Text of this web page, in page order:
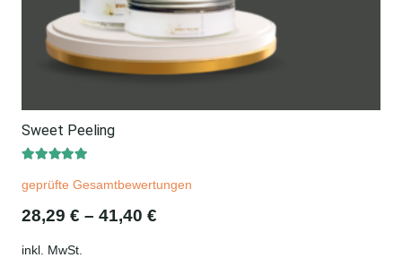
Sweet Peeling
geprüfte Gesamtbewertungen
28,29 € – 41,40 €
inkl. MwSt.